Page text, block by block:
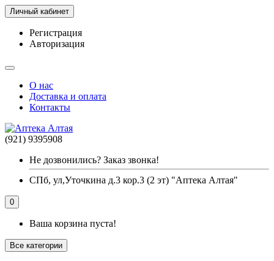
Личный кабинет
Регистрация
Авторизация
О нас
Доставка и оплата
Контакты
(921) 9395908
Не дозвонились? Заказ звонка!
СПб, ул,Уточкина д.3 кор.3 (2 эт) "Аптека Алтая"
0
Ваша корзина пуста!
Все категории